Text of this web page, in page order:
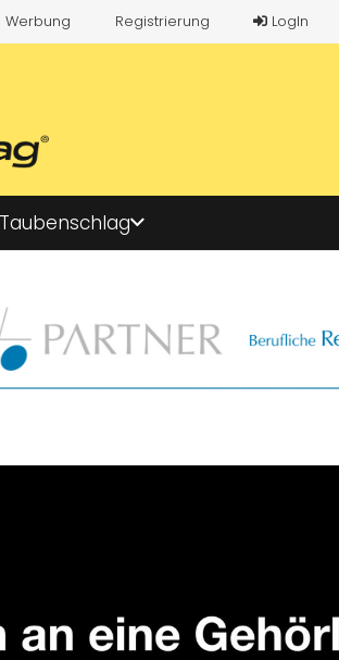
Werbung Registrierung LogIn
Taubenschlag